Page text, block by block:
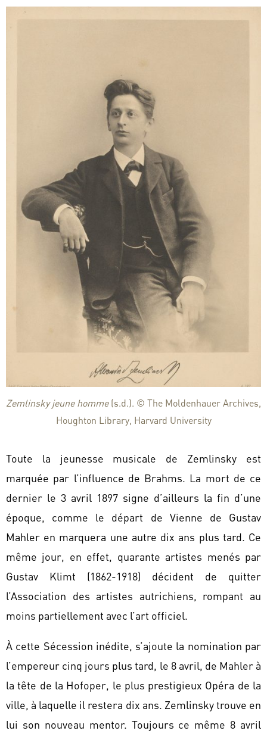
Zemlinsky jeune homme(s.d.). © The Moldenhauer Archives,
Houghton Library, Harvard University
Toute la jeunesse musicale de Zemlinsky est
marquée par l’influence de Brahms. La mort de ce
dernier le 3 avril 1897 signe d’ailleurs la fin d’une
époque, comme le départ de Vienne de Gustav
Mahler en marquera une autre dix ans plus tard. Ce
même jour, en effet, quarante artistes menés par
Gustav Klimt (1862-1918) décident de quitter
l’Association des artistes autrichiens, rompant au
moins partiellement avec l’art officiel.
À cette Sécession inédite, s’ajoute la nomination par
l’empereur cinq jours plus tard, le 8 avril, de Mahler à
la tête de la Hofoper, le plus prestigieux Opéra de la
ville, à laquelle il restera dix ans. Zemlinsky trouve en
lui son nouveau mentor. Toujours ce même 8 avril